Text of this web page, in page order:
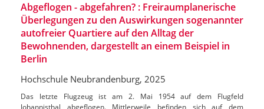
Abgeflogen - abgefahren? : Freiraumplanerische
Überlegungen zu den Auswirkungen sogenannter
autofreier Quartiere auf den Alltag der
Bewohnenden, dargestellt an einem Beispiel in
Berlin
Hochschule Neubrandenburg, 2025
Das letzte Flugzeug ist am 2. Mai 1954 auf dem Flugfeld
Johannisthal abgeflogen. Mittlerweile befinden sich auf dem